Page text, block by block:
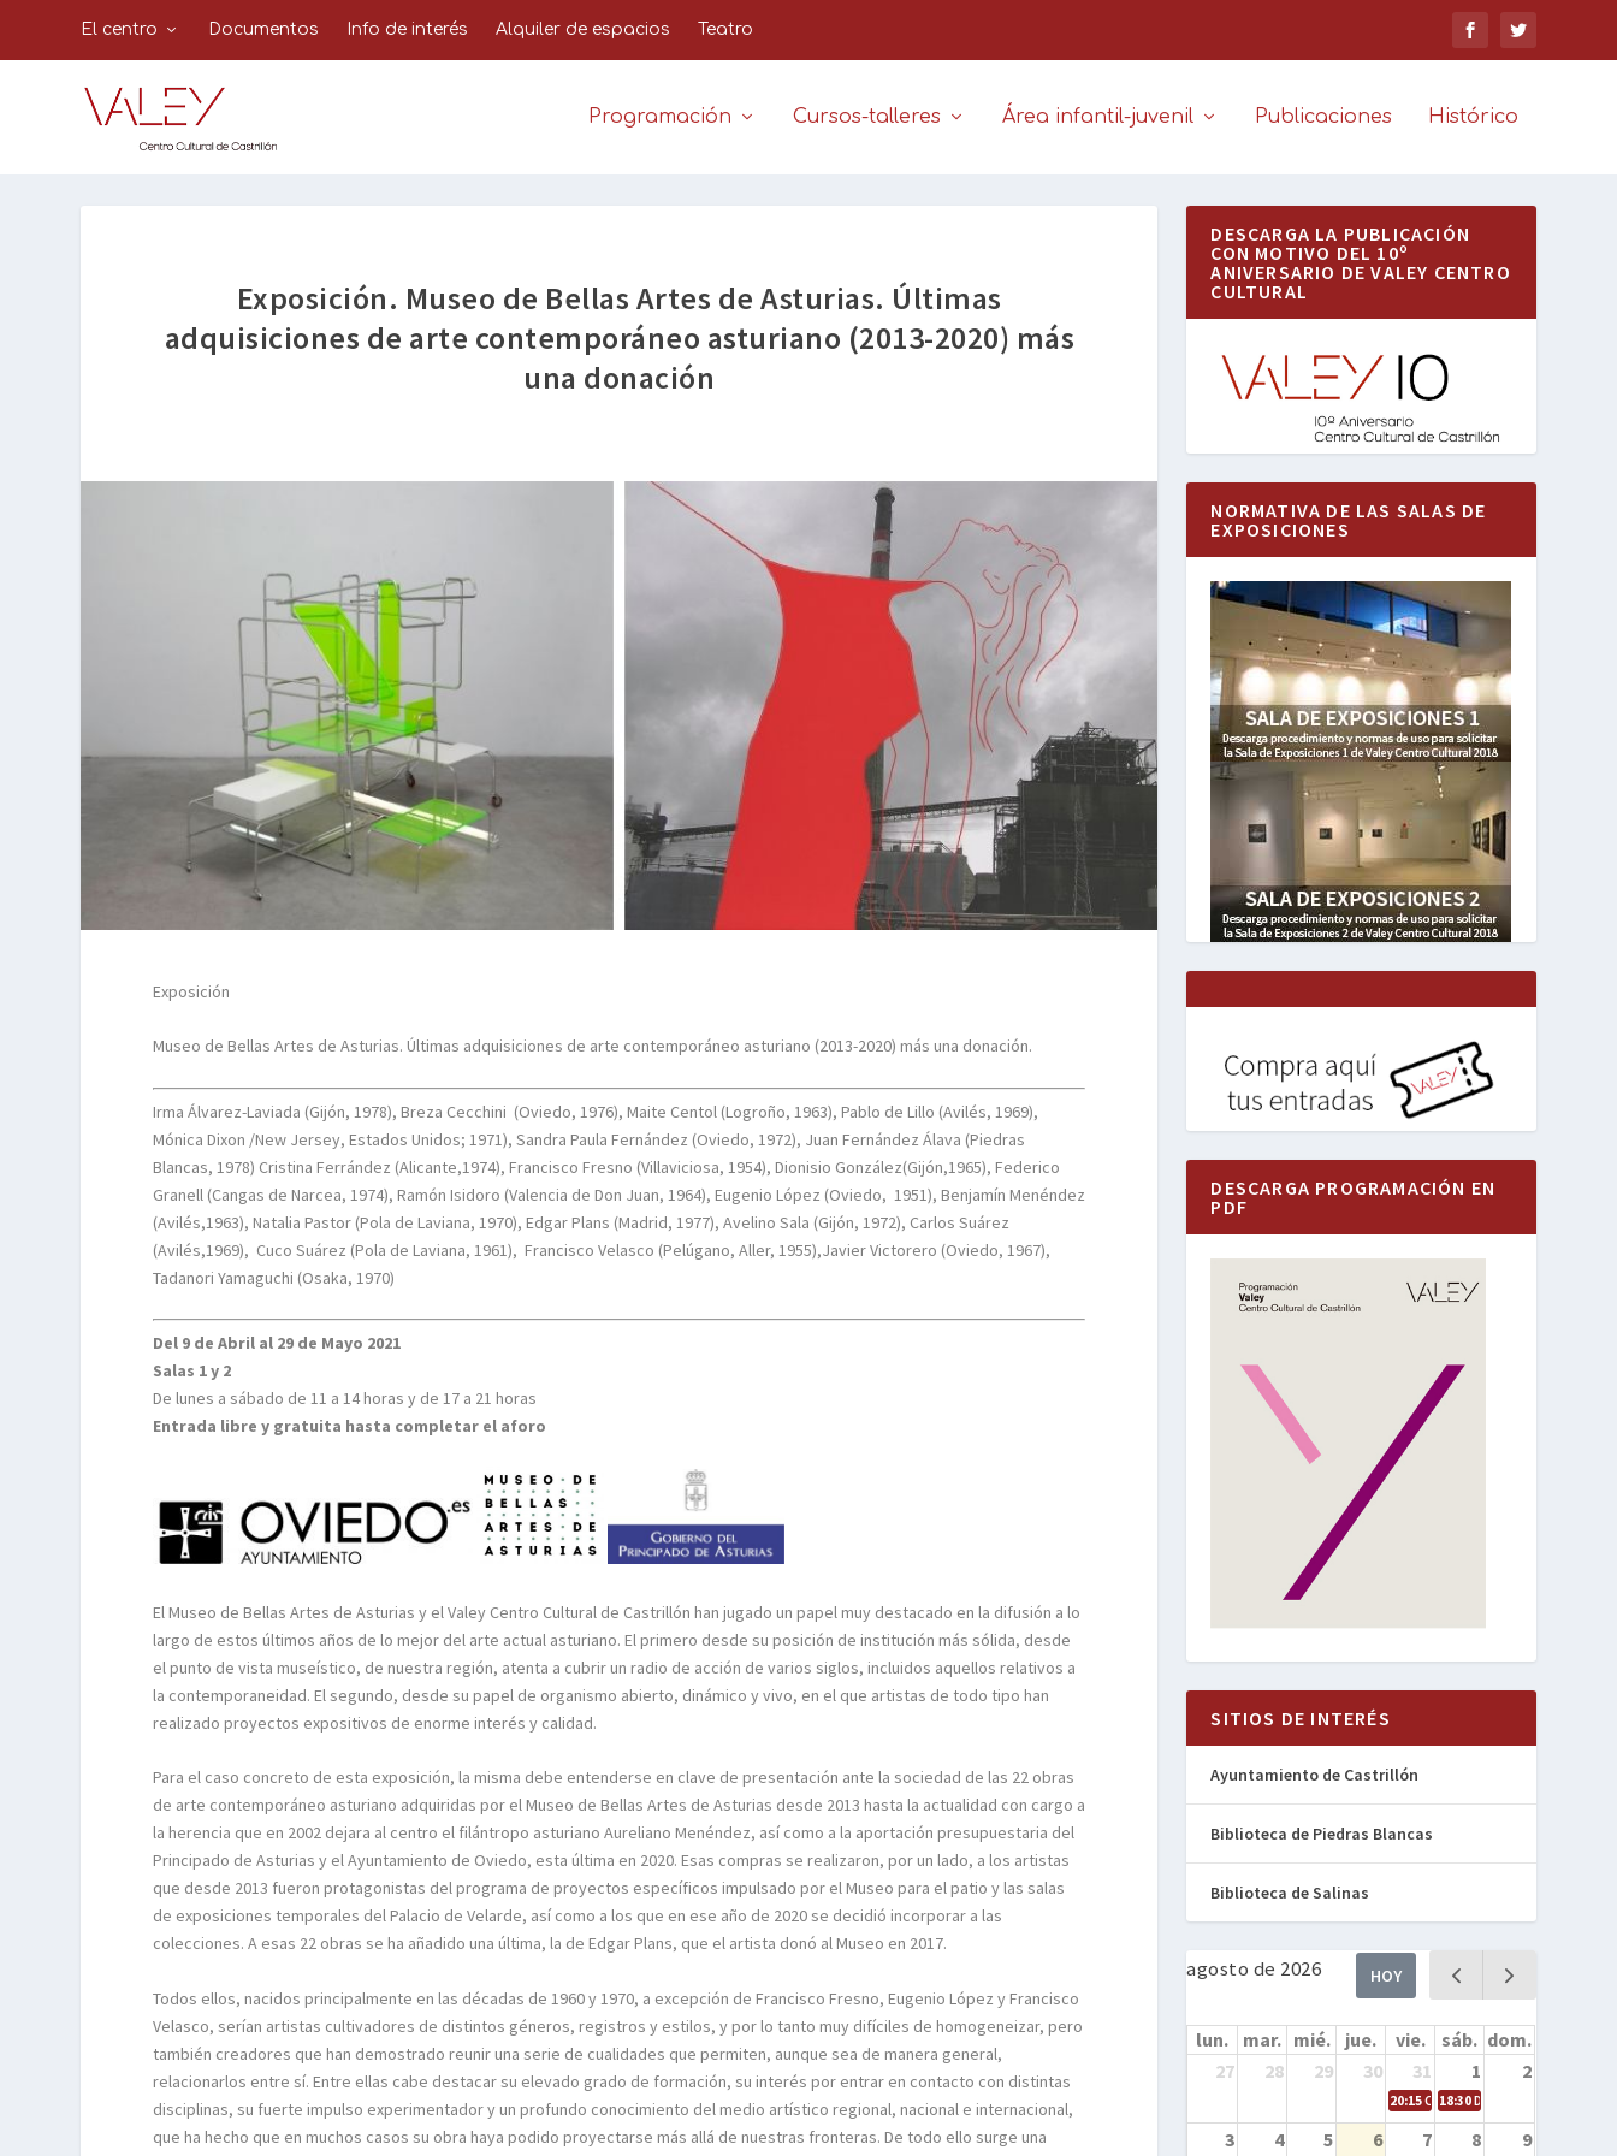
El centro Documentos Info de interés Alquiler de espacios Teatro
Programación Cursos-talleres Área infantil-juvenil Publicaciones Histórico
Exposición. Museo de Bellas Artes de Asturias. Últimas
adquisiciones de arte contemporáneo asturiano (2013-2020) más
una donación
Exposición
Museo de Bellas Artes de Asturias. Últimas adquisiciones de arte contemporáneo asturiano (2013-2020) más una donación.
Irma Álvarez-Laviada (Gijón, 1978), Breza Cecchini (Oviedo, 1976), Maite Centol (Logroño, 1963), Pablo de Lillo (Avilés, 1969),
Mónica Dixon /New Jersey, Estados Unidos; 1971), Sandra Paula Fernández (Oviedo, 1972), Juan Fernández Álava (Piedras
Blancas, 1978) Cristina Ferrández (Alicante,1974), Francisco Fresno (Villaviciosa, 1954), Dionisio González(Gijón,1965), Federico
Granell (Cangas de Narcea, 1974), Ramón Isidoro (Valencia de Don Juan, 1964), Eugenio López (Oviedo, 1951), Benjamín Menéndez
(Avilés,1963), Natalia Pastor (Pola de Laviana, 1970), Edgar Plans (Madrid, 1977), Avelino Sala (Gijón, 1972), Carlos Suárez
(Avilés,1969), Cuco Suárez (Pola de Laviana, 1961), Francisco Velasco (Pelúgano, Aller, 1955),Javier Victorero (Oviedo, 1967),
Tadanori Yamaguchi (Osaka, 1970)
Del 9 de Abril al 29 de Mayo 2021
Salas 1 y 2
De lunes a sábado de 11 a 14 horas y de 17 a 21 horas
Entrada libre y gratuita hasta completar el aforo
El Museo de Bellas Artes de Asturias y el Valey Centro Cultural de Castrillón han jugado un papel muy destacado en la difusión a lo
largo de estos últimos años de lo mejor del arte actual asturiano. El primero desde su posición de institución más sólida, desde
el punto de vista museístico, de nuestra región, atenta a cubrir un radio de acción de varios siglos, incluidos aquellos relativos a
la contemporaneidad. El segundo, desde su papel de organismo abierto, dinámico y vivo, en el que artistas de todo tipo han
realizado proyectos expositivos de enorme interés y calidad.
Para el caso concreto de esta exposición, la misma debe entenderse en clave de presentación ante la sociedad de las 22 obras
de arte contemporáneo asturiano adquiridas por el Museo de Bellas Artes de Asturias desde 2013 hasta la actualidad con cargo a
la herencia que en 2002 dejara al centro el filántropo asturiano Aureliano Menéndez, así como a la aportación presupuestaria del
Principado de Asturias y el Ayuntamiento de Oviedo, esta última en 2020. Esas compras se realizaron, por un lado, a los artistas
que desde 2013 fueron protagonistas del programa de proyectos específicos impulsado por el Museo para el patio y las salas
de exposiciones temporales del Palacio de Velarde, así como a los que en ese año de 2020 se decidió incorporar a las
colecciones. A esas 22 obras se ha añadido una última, la de Edgar Plans, que el artista donó al Museo en 2017.
Todos ellos, nacidos principalmente en las décadas de 1960 y 1970, a excepción de Francisco Fresno, Eugenio López y Francisco
Velasco, serían artistas cultivadores de distintos géneros, registros y estilos, y por lo tanto muy difíciles de homogeneizar, pero
también creadores que han demostrado reunir una serie de cualidades que permiten, aunque sea de manera general,
relacionarlos entre sí. Entre ellas cabe destacar su elevado grado de formación, su interés por entrar en contacto con distintas
disciplinas, su fuerte impulso experimentador y un profundo conocimiento del medio artístico regional, nacional e internacional,
que ha hecho que en muchos casos su obra haya podido proyectarse más allá de nuestras fronteras. De todo ello surge una
DESCARGA LA PUBLICACIÓN
CON MOTIVO DEL 10º
ANIVERSARIO DE VALEY CENTRO
CULTURAL
NORMATIVA DE LAS SALAS DE
EXPOSICIONES
DESCARGA PROGRAMACIÓN EN
PDF
SITIOS DE INTERÉS
Ayuntamiento de Castrillón
Biblioteca de Piedras Blancas
Biblioteca de Salinas
agosto de 2026 HOY
lun. mar. mié. jue. vie. sáb. dom.
27
28 29 30 31 1 2
20:15Cine en la calle – Cómo
18:30Danza – Cita en el
3 4 5 6 7 8 9